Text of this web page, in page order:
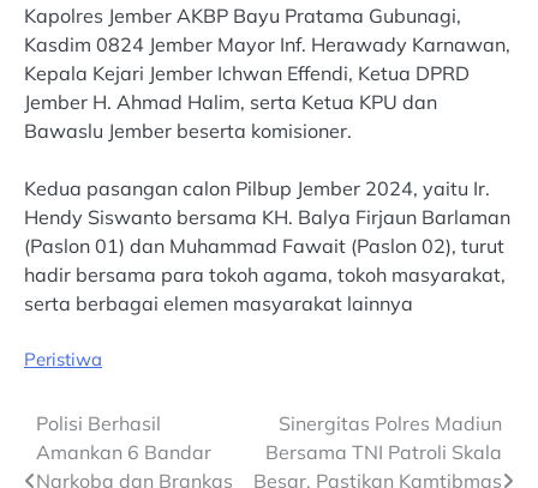
Kapolres Jember AKBP Bayu Pratama Gubunagi,
Kasdim 0824 Jember Mayor Inf. Herawady Karnawan,
Kepala Kejari Jember Ichwan Effendi, Ketua DPRD
Jember H. Ahmad Halim, serta Ketua KPU dan
Bawaslu Jember beserta komisioner.
Kedua pasangan calon Pilbup Jember 2024, yaitu Ir.
Hendy Siswanto bersama KH. Balya Firjaun Barlaman
(Paslon 01) dan Muhammad Fawait (Paslon 02), turut
hadir bersama para tokoh agama, tokoh masyarakat,
serta berbagai elemen masyarakat lainnya
Peristiwa
Post
navigation
Polisi Berhasil
Amankan 6 Bandar
Narkoba dan Brankas
Sinergitas Polres Madiun
Bersama TNI Patroli Skala
Besar, Pastikan Kamtibmas